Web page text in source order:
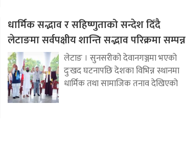
धार्मिक सद्भाव र सहिष्णुताको सन्देश दिँदै
लेटाङमा सर्वपक्षीय शान्ति सद्भाव परिक्रमा सम्पन्न
लेटाङ । सुनसरीको देवानगञ्जमा भएको
दुःखद घटनापछि देशका विभिन्न स्थानमा
धार्मिक तथा सामाजिक तनाव देखिएको